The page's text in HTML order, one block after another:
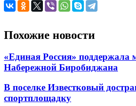
Похожие новости
«Единая Россия» поддержала
Набережной Биробиджана
В поселке Известковый
спортплощадку